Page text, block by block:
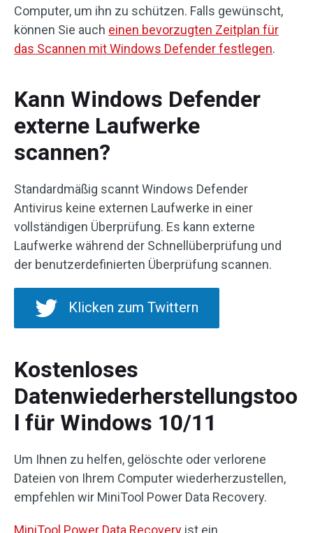
Computer, um ihn zu schützen. Falls gewünscht,
können Sie auch einen bevorzugten Zeitplan für
das Scannen mit Windows Defender festlegen.
Kann Windows Defender
externe Laufwerke
scannen?
Standardmäßig scannt Windows Defender
Antivirus keine externen Laufwerke in einer
vollständigen Überprüfung. Es kann externe
Laufwerke während der Schnellüberprüfung und
der benutzerdefinierten Überprüfung scannen.
Klicken zum Twittern
Kostenloses
Datenwiederherstellungstoo
l für Windows 10/11
Um Ihnen zu helfen, gelöschte oder verlorene
Dateien von Ihrem Computer wiederherzustellen,
empfehlen wir MiniTool Power Data Recovery.
MiniTool Power Data Recovery ist ein